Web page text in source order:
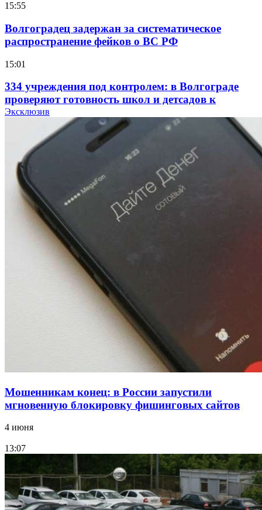
15:55
Волгоградец задержан за систематическое
распространение фейков о ВС РФ
15:01
334 учреждения под контролем: в Волгограде
проверяют готовность школ и детсадов к
учебному году
Покушение на убийство в Волгограде: девушка
напала на незнакомую женщину с ножом
12:39
Сладкий праздник в Волгограде: в Центральном
парке прошёл фестиваль „Арбузный переполох“
Волгоградские компании нарастили экспорт:
заключены контракты на 3,6 млн долларов
Эксклюзив
Мошенникам конец: в России запустили
мгновенную блокировку фишинговых сайтов
4 июня
13:07